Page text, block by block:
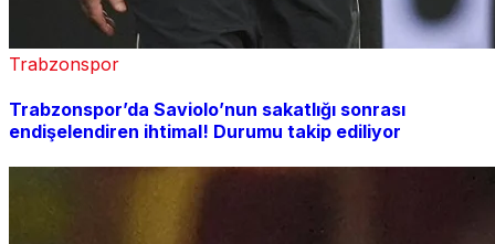
Trabzonspor
Trabzonspor’da Saviolo’nun sakatlığı sonrası
endişelendiren ihtimal! Durumu takip ediliyor